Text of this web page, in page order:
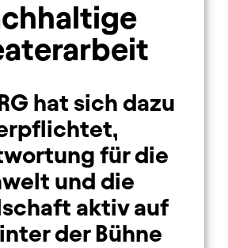
hat sich dazu
für die
und die
aktiv auf
der Bühne